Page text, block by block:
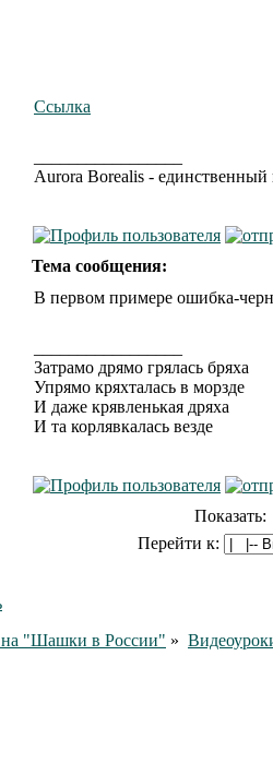
Ссылка
Aurora Borealis -
Тема сообщения:
В первом примере ошибка-
Затрамо дрямо грялась бряха
Упрямо кряхталась в морзде
И даже крявленькая дряха
И та корлявкалась везде
Показать:
Перейти к:
"Шашки в России" »